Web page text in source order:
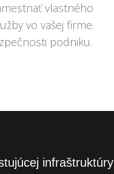
vlastného
vo vašej firme.
podniku.
infraštruktúry